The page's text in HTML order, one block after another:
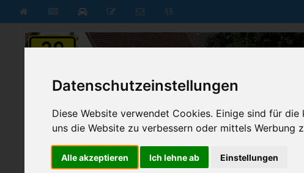
Datenschutzeinstellungen
Diese Website verwendet Cookies. Einige sind für
uns die Website zu verbessern oder mittels Werbung
Alle akzeptieren Ich lehne ab Einstellungen
§§
B30 aktuell B30 neu